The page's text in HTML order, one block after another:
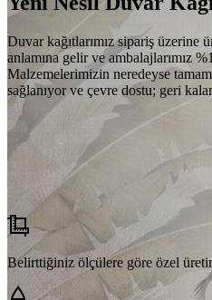
Duvar kağıtlarımız sipariş üzerine
anlamına gelir ve ambalajlarımız
Malzemelerimizin neredeyse
sağlanıyor ve çevre dostu; geri
Belirttiğiniz ölçülere göre özel